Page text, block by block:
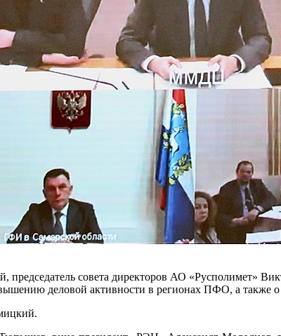
совета директоров АО «Русполимет»
деловой активности в регионах ПФО, а также о